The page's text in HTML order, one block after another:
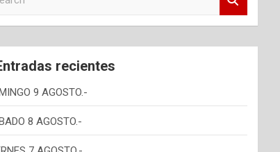
recientes
9 AGOSTO.-
8 AGOSTO.-